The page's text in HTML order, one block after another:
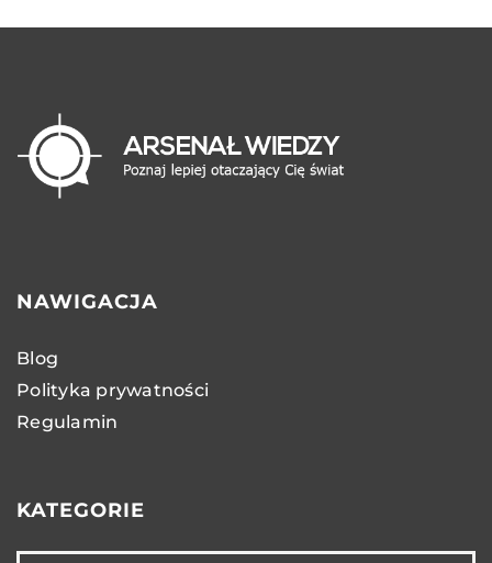
NAWIGACJA
Blog
Polityka prywatności
Regulamin
KATEGORIE